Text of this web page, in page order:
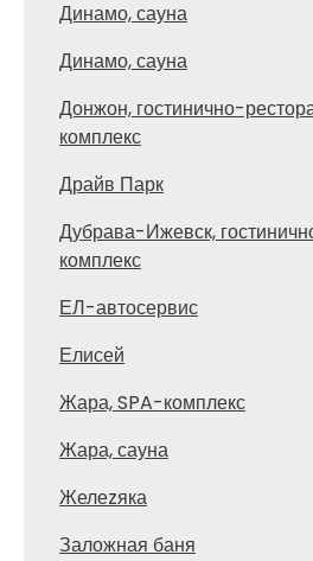
Динамо, сауна
Динамо, сауна
Донжон, гостинично-
комплекс
Драйв Парк
Дубрава-Ижевск,
комплекс
ЕЛ-автосервис
Елисей
Жара, SPA-комплекс
Жара, сауна
Желеzяка
Заложная баня